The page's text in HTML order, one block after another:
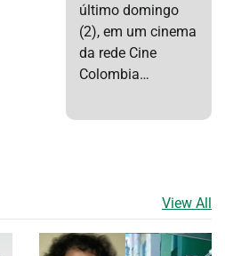
último domingo
(2), em um cinema
da rede Cine
Colombia…
View All